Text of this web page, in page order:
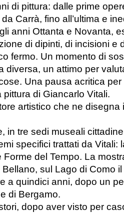
di pittura: dalle prime
Carrà, fino all’ultima e
anni Ottanta e Novanta,
di dipinti, di incisioni e
fermo. Un momento di
diversa, un attimo per
Una pausa acritica
di Giancarlo Vitali.
artistico che ne disegna
in tre sedi museali
specifici trattati da Vitali:
Forme del Tempo. La
sul Lago di Como
a quindici anni, dopo un
di Bergamo.
dopo aver visto per